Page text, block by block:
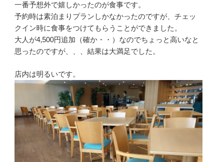
一番予想外で嬉しかったのが食事です。
予約時は素泊まりプランしかなかったのですが、チェッ
クイン時に食事をつけてもらうことができました。
大人が4,500円追加（確か・・）なのでちょっと高いなと
思ったのですが、、、結果は大満足でした。
店内は明るいです。